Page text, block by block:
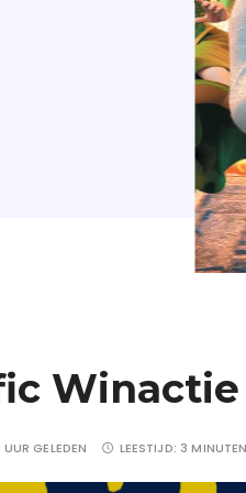
GELEDEN LEESTIJD: 3 MINUTEN